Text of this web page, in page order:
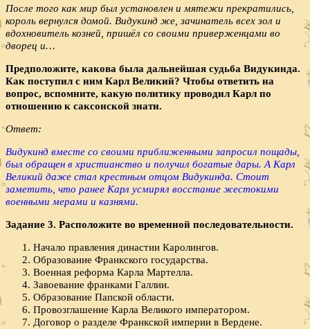
После того как мир был установлен и мятежи прекратились,
король вернулся домой. Видукинд же, зачинатель всех зол и
вдохновитель козней, пришёл со своими приверженцами во
дворец и…
Предположите, какова была дальнейшая судьба Видукинда.
Как поступил с ним Карл Великий? Чтобы ответить на
вопрос, вспомните, какую политику проводил Карл по
отношению к саксонской знати.
Ответ:
Видукинд вместе со своими приближенными запросил пощады,
был обращен в христианство и получил богатые дары. А Карл
Великий даже стал крестным отцом Видукинда. Стоит
заметить, что ранее Карл усмирял восстание жестокими
военными мерами и казнями.
Задание 3. Расположите во временной последовательности.
Начало правления династии Каролингов.
Образование Франкского государства.
Военная реформа Карла Мартелла.
Завоевание франками Галлии.
Образование Папской области.
Провозглашение Карла Великого императором.
Договор о разделе Франкской империи в Вердене.